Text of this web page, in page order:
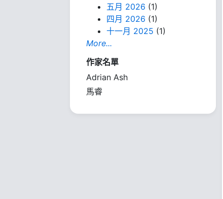
五月 2026 (1)
四月 2026 (1)
十一月 2025 (1)
More...
作家名單
Adrian Ash
馬睿